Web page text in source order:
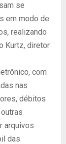
se
em modo de
realizando
Kurtz, diretor
com
nas
débitos
arquivos
das